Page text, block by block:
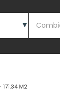
171.34 M2